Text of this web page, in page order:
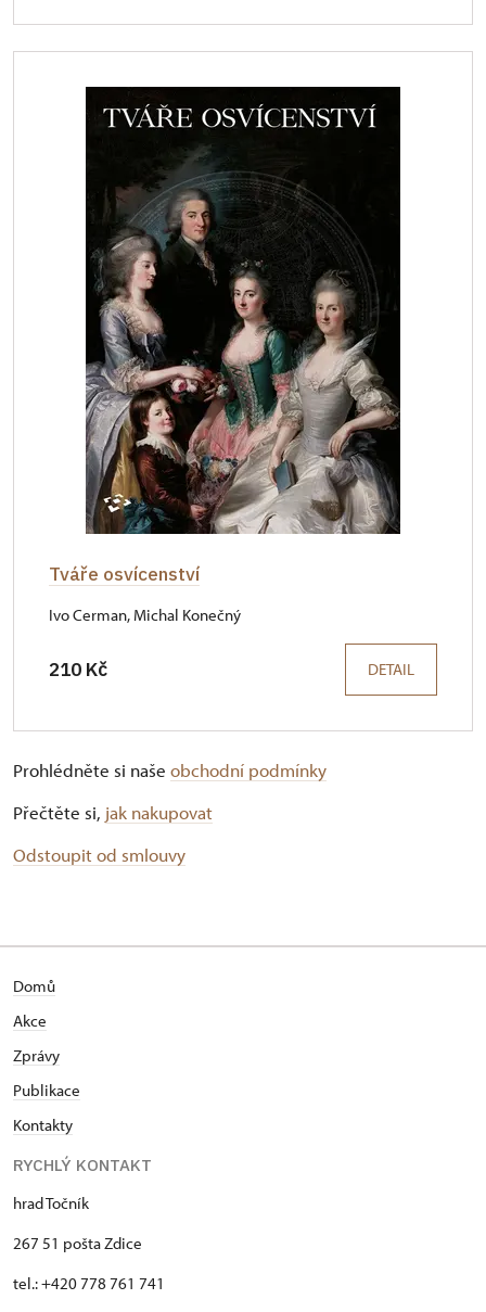
Tváře osvícenství
Ivo Cerman, Michal Konečný
210 Kč DETAIL
Prohlédněte si naše obchodní podmínky
Přečtěte si, jak nakupovat
Odstoupit od smlouvy
Domů
Akce
Zprávy
Publikace
Kontakty
RYCHLÝ KONTAKT
hrad Točník
267 51 pošta Zdice
tel.: +420 778 761 741